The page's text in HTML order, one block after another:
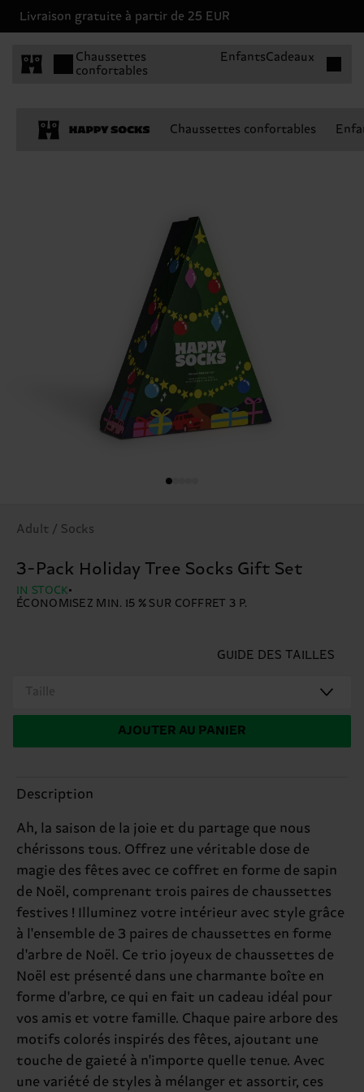
Livraison gratuite à partir de 25 EUR
Chaussettes
confortables
EnfantsCadeaux
Chaussettes confortables
Adult / Socks
3-Pack Holiday Tree Socks Gift Set
IN STOCK
ÉCONOMISEZ MIN. 15 % SUR COFFRET 3 P.
GUIDE DES TAILLES
Taille
AJOUTER AU PANIER
Description
Ah, la saison de la joie et du partage que nous
chérissons tous. Offrez une véritable dose de
magie des fêtes avec ce coffret en forme de sapin
de Noël, comprenant trois paires de chaussettes
festives ! Illuminez votre intérieur avec style grâce
à l'ensemble de 3 paires de chaussettes en forme
d'arbre de Noël. Ce trio joyeux de chaussettes de
Noël est présenté dans une charmante boîte en
forme d'arbre, ce qui en fait un cadeau idéal pour
vos amis et votre famille. Chaque paire arbore des
motifs colorés inspirés des fêtes, ajoutant une
touche de gaieté à n'importe quelle tenue. Avec
une variété de styles à mélanger et assortir, ces